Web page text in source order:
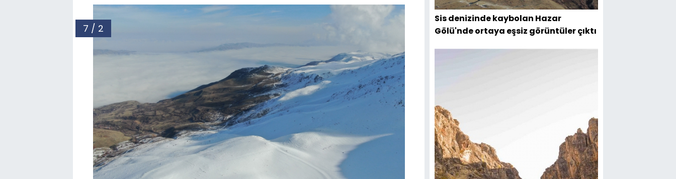
7 / 2
Sis denizinde kaybolan Hazar
Gölü'nde ortaya eşsiz görüntüler çıktı